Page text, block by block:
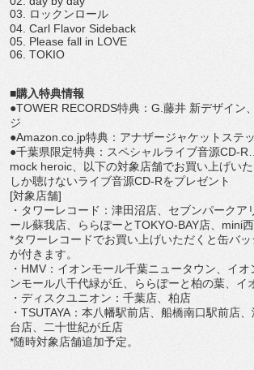
03. ロックンロール
04. Carl Flavor Sideback
05. Please fall in LOVE
06. TOKIO
■購入特典情報
●TOWER RECORDS特典：G.藤井 新デザイン
ジ
●Amazon.co.jp特典：アナザージャケットステ
●千葉県限定特典：スペシャルライブ音源CD-
mock heroic、以下の対象店舗でお買い上げい
しか聴けないライブ音源CD-Rをプレゼント
[対象店舗]
・タワーレコード：津田沼店、セブンパークア
ール蘇我店、ららぽーとTOKYO-BAY店、mini
*タワーレコードでお買い上げいただくと缶バ
が付きます。
・HMV：イオンモール千葉ニュータウン、イ
ンモール八千代緑が丘、ららぽーと柏の葉、イ
・ディスクユニオン：千葉店、柏店
・TSUTAYA：本八幡駅前店、船橋南口駅前店
台店、二十世紀が丘店
*随時対象店舗追加予定。